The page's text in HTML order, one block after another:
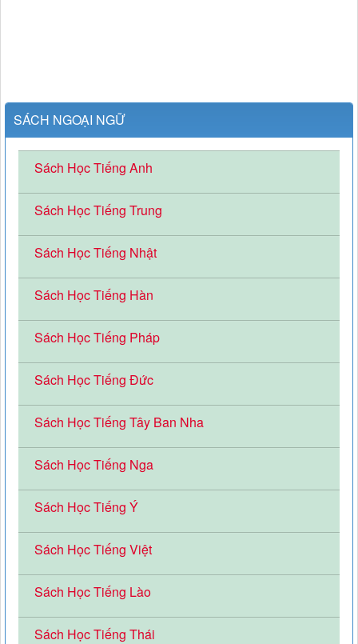
SÁCH NGOẠI NGỮ
Sách Học Tiếng Anh
Sách Học Tiếng Trung
Sách Học Tiếng Nhật
Sách Học Tiếng Hàn
Sách Học Tiếng Pháp
Sách Học Tiếng Đức
Sách Học Tiếng Tây Ban Nha
Sách Học Tiếng Nga
Sách Học Tiếng Ý
Sách Học Tiếng Việt
Sách Học Tiếng Lào
Sách Học Tiếng Thái